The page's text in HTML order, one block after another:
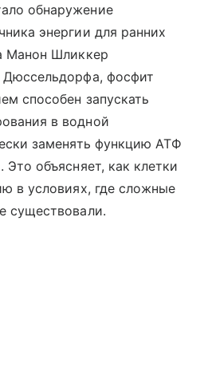
обнаружение
энергии для ранних
Манон Шликкер
фосфит
способен запускать
в водной
заменять функцию АТФ
Это объясняет, как клетки
в условиях, где сложные
существовали.